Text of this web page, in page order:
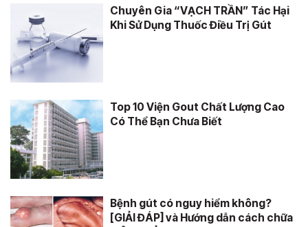
Chuyên Gia “VẠCH TRẦN” Tác Hại
Khi Sử Dụng Thuốc Điều Trị Gút
Top 10 Viện Gout Chất Lượng Cao
Có Thể Bạn Chưa Biết
Bệnh gút có nguy hiểm không?
[GIẢI ĐÁP] và Hướng dẫn cách chữa